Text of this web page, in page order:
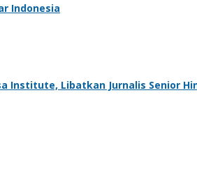
Indonesia
Institute, Libatkan Jurnalis Senior